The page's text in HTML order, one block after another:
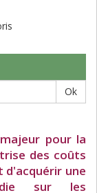
Ok
pour la
des coûts
une
sur les